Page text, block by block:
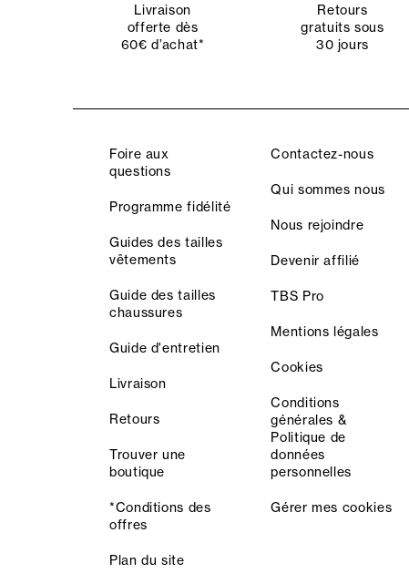
Livraison
offerte dès
60€ d’achat*
Retours
gratuits sous
30 jours
Foire aux
questions
Programme fidélité
Guides des tailles
vêtements
Guide des tailles
chaussures
Guide d'entretien
Livraison
Retours
Trouver une
boutique
*Conditions des
offres
Plan du site
Contactez-nous
Qui sommes nous
Nous rejoindre
Devenir affilié
TBS Pro
Mentions légales
Cookies
Conditions
générales &
Politique de
données
personnelles
Gérer mes cookies